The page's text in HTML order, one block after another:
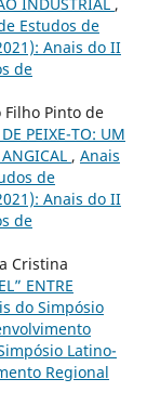
Estudos de
Anais do II
de
Pinto de
PEIXE-TO: UM
, Anais
de
Anais do II
de
Cristina
ENTRE
do Simpósio
Latino-
Regional